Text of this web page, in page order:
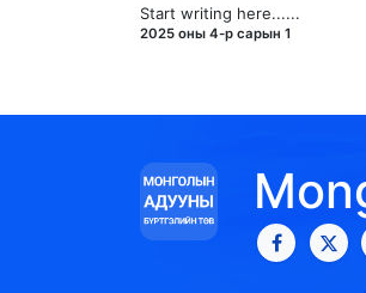
Start writing here......
2025 оны 4-р сарын 1